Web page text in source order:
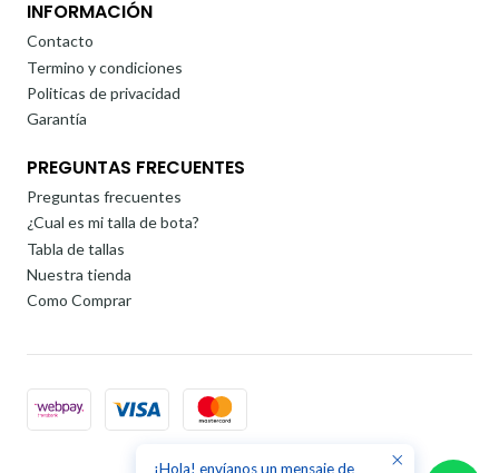
INFORMACIÓN
Contacto
Termino y condiciones
Politicas de privacidad
Garantía
PREGUNTAS FRECUENTES
Preguntas frecuentes
¿Cual es mi talla de bota?
Tabla de tallas
Nuestra tienda
Como Comprar
¡Hola! envíanos un mensaje de